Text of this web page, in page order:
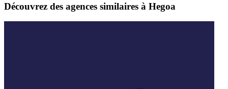
Découvrez des agences similaires à Hegoa